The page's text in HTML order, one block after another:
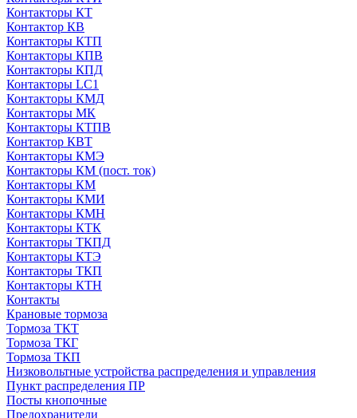
Контакторы КТ
Контактор КВ
Контакторы КТП
Контакторы КПВ
Контакторы КПД
Контакторы LC1
Контакторы КМД
Контакторы МК
Контакторы КТПВ
Контактор КВТ
Контакторы КМЭ
Контакторы КМ (пост. ток)
Контакторы КМ
Контакторы КМИ
Контакторы КМН
Контакторы КТК
Контакторы ТКПД
Контакторы КТЭ
Контакторы ТКП
Контакторы КТН
Контакты
Крановые тормоза
Тормоза ТКТ
Тормоза ТКГ
Тормоза ТКП
Низковольтные устройства распределения и управления
Пункт распределения ПР
Посты кнопочные
Предохранители